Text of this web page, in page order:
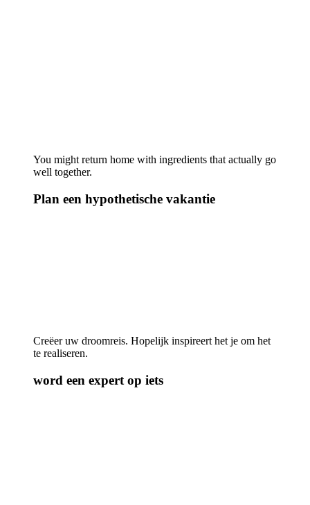
You might return home with ingredients that actually go
well together.
Plan een hypothetische vakantie
Creëer uw droomreis. Hopelijk inspireert het je om het
te realiseren.
word een expert op iets